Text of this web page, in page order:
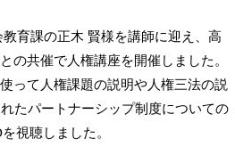
育課の正木 賢様を講師に迎え、高
の共催で人権講座を開催しました。
って人権課題の説明や人権三法の説
たパートナーシップ制度についての
視聴しました。